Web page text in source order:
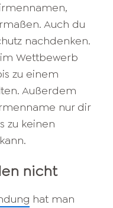
Auch du
nachdenken.
Wettbewerb
zu einem
Außerdem
nur dir
zu keinen
nicht
hat man